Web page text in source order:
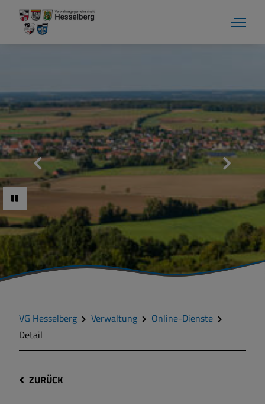
VG Hesselberg Verwaltung
Online-Dienste
Detail
ZURÜCK